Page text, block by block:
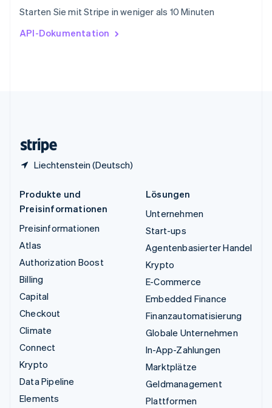
Starten Sie mit Stripe in weniger als 10 Minuten
API-Dokumentation
Liechtenstein (Deutsch)
English
English
Produkte und
Preisinformationen
Preisinformationen
Atlas
Authorization Boost
Billing
Capital
Checkout
Climate
Connect
Krypto
Data Pipeline
Elements
Lösungen
Unternehmen
Start-ups
Agentenbasierter Handel
Krypto
E-Commerce
Embedded Finance
Finanzautomatisierung
Globale Unternehmen
In-App-Zahlungen
Marktplätze
Geldmanagement
Plattformen